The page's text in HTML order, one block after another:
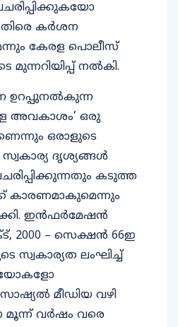
കർശന
കേരള പൊലീസ്
മുന്നറിയിപ്പ് നൽകി.
ഉറപ്പുനൽകുന്ന
അവകാശം’ ഒരു
ഒരാളുടെ
ദൃശ്യങ്ങൾ
കടുത്ത
കാരണമാകുമെന്നും
ഇൻഫർമേഷൻ
2000 – സെക്ഷൻ 66ഇ
സ്വകാര്യത ലംഘിച്ച്
മീഡിയ വഴി
മൂന്ന് വർഷം വരെ